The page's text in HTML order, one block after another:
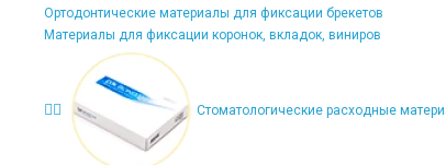
Ортодонтические материалы для фиксации брекетов
Материалы для фиксации коронок, вкладок, виниров
Стоматологические расходные